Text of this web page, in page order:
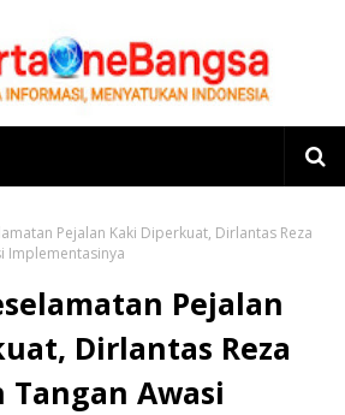
Pejalan Kaki Diperkuat, Dirlantas Reza
Implementasinya
Pejalan
Dirlantas Reza
Awasi